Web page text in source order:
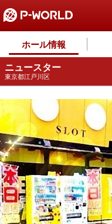
ホール情報
ニュースター
東京都江戸川区